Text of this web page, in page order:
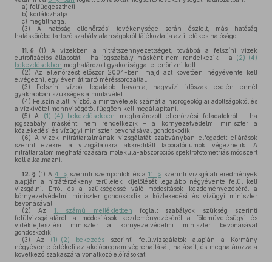
a) felfüggesztheti,
b) korlátozhatja,
c) megtilthatja.
(3) A hatóság ellenőrzési tevékenysége során észlelt, más hatóság
hatáskörébe tartozó szabálytalanságokról tájékoztatja az illetékes hatóságot.
11. § (1) A vizekben a nitrátszennyezettséget, továbbá a felszíni vizek
eutrofizációs állapotát – ha jogszabály másként nem rendelkezik – a (2)–(4)
bekezdésekben meghatározott gyakorisággal ellenőrizni kell.
(2) Az ellenőrzést először 2004-ben, majd azt követően négyévente kell
elvégezni, egy éven át tartó méréssorozattal.
(3) Felszíni vízből legalább havonta, nagyvízi időszak esetén ennél
gyakrabban szükséges a mintavétel.
(4) Felszín alatti vízből a mintavételek számát a hidrogeológiai adottságoktól és
a vízkivétel mennyiségétől függően kell megállapítani.
(5) A (1)–(4) bekezdésekben meghatározott ellenőrzési feladatokról – ha
jogszabály másként nem rendelkezik – a környezetvédelmi miniszter a
közlekedési és vízügyi miniszter bevonásával gondoskodik.
(6) A vizek nitráttartalmának vizsgálatát szabványban elfogadott eljárások
szerint ezekre a vizsgálatokra akkreditált laboratóriumok végezhetik. A
nitráttartalom meghatározására molekula-abszorpciós spektrofotometriás módszert
kell alkalmazni.
12. § (1) A4. § szerinti szempontok és a 11. § szerinti vizsgálati eredmények
alapján a nitrátérzékeny területek kijelölését legalább négyévente felül kell
vizsgálni. Erről és a szükségessé váló módosítások kezdeményezéséről a
környezetvédelmi miniszter gondoskodik a közlekedési és vízügyi miniszter
bevonásával.
(2) Az 1. számú mellékletben foglalt szabályok szükség szerinti
felülvizsgálatáról, a módosítások kezdeményezéséről a földművelésügyi és
vidékfejlesztési miniszter a környezetvédelmi miniszter bevonásával
gondoskodik.
(3) Az (1)–(2) bekezdés szerinti felülvizsgálatok alapján a Kormány
négyévente értékeli az akcióprogram végrehajtását, hatásait, és meghatározza a
következő szakaszára vonatkozó előírásokat.